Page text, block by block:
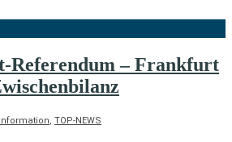
Referendum – Frankfurt
, TOP-NEWS